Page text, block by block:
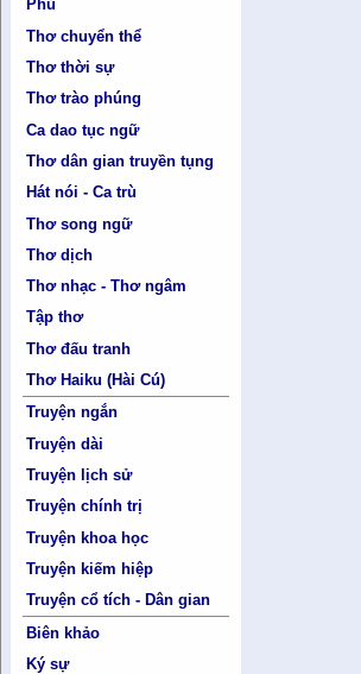
Phú
Thơ chuyển thể
Thơ thời sự
Thơ trào phúng
Ca dao tục ngữ
Thơ dân gian truyền tụng
Hát nói - Ca trù
Thơ song ngữ
Thơ dịch
Thơ nhạc - Thơ ngâm
Tập thơ
Thơ đấu tranh
Thơ Haiku (Hài Cú)
Truyện ngắn
Truyện dài
Truyện lịch sử
Truyện chính trị
Truyện khoa học
Truyện kiếm hiệp
Truyện cổ tích - Dân gian
Biên khảo
Ký sự